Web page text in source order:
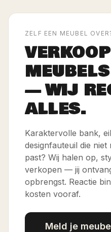
ZELF EEN MEUBEL
— WIJ
ALLES.
Karaktervolle bank,
designfauteuil die
past? Wij halen op,
verkopen — jij
opbrengst. Reactie
kosten vooraf.
Meld je